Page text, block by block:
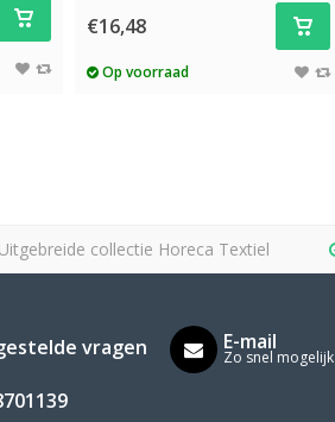
€16,48
Op voorraad
Uitgebreide collectie Horeca Textiel
vragen E-mail
Zo snel mogelijk